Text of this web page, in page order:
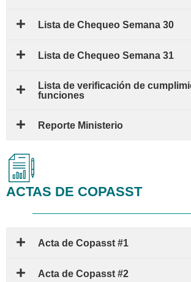
Lista de Chequeo Semana 30
Lista de Chequeo Semana 31
Lista de verificación de
funciones
Reporte Ministerio
ACTAS DE COPASST
Acta de Copasst #1
Acta de Copasst #2